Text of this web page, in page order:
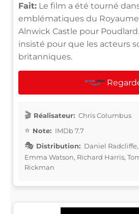
Fait: Le film a été tourné
emblématiques du
Alnwick Castle pour
insisté pour que les acteurs
britanniques.
Réalisateur: Chris Columbus
Note: IMDb 7.7
Distribution: Daniel
Emma Watson, Richard Harris,
Rickman